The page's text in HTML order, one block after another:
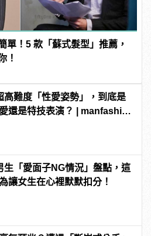
單！5 款「蘇式髮型」推薦，
！
高難度「性愛姿勢」，到底是
還是特技表演？ | manfashion
生「愛面子NG情況」盤點，這
讓女生在心裡默默扣分！